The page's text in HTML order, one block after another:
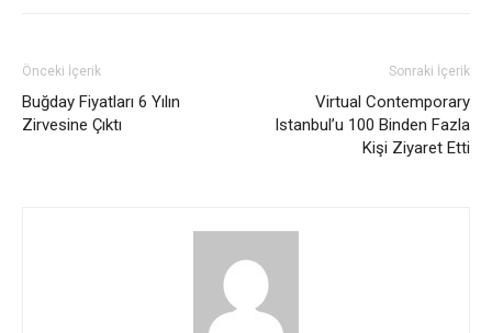
Önceki İçerik
Buğday Fiyatları 6 Yılın
Zirvesine Çıktı
Sonraki İçerik
Virtual Contemporary
Istanbul’u 100 Binden Fazla
Kişi Ziyaret Etti